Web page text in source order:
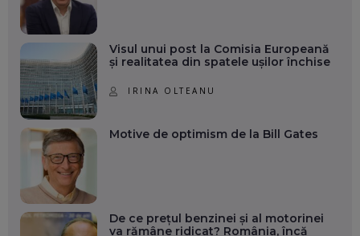
Visul unui post la Comisia Europeană
și realitatea din spatele ușilor închise
IRINA OLTEANU
Motive de optimism de la Bill Gates
De ce prețul benzinei și al motorinei
va rămâne ridicat? România, încă